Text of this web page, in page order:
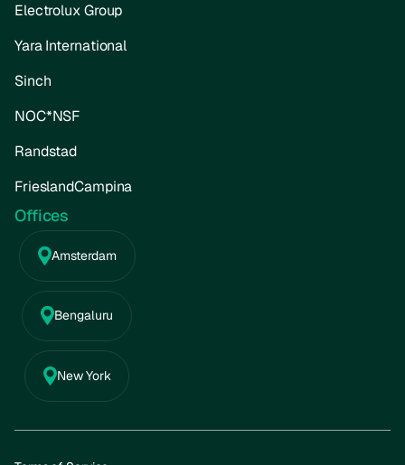
Electrolux Group
Yara International
Sinch
NOC*NSF
Randstad
FrieslandCampina
Offices
Amsterdam
Bengaluru
New York